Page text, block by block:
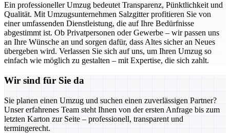
Ein professioneller Umzug bedeutet Transparenz, Pünktlichkeit und
Qualität. Mit Umzugsunternehmen Salzgitter profitieren Sie von
einer umfassenden Dienstleistung, die auf Ihre Bedürfnisse
abgestimmt ist. Ob Privatpersonen oder Gewerbe – wir passen uns
an Ihre Wünsche an und sorgen dafür, dass Altes sicher an Neues
übergeben wird. Verlassen Sie sich auf uns, um Ihren Umzug so
einfach wie möglich zu gestalten – mit Expertise, die sich zahlt.
Wir sind für Sie da
Sie planen einen Umzug und suchen einen zuverlässigen Partner?
Unser erfahrenes Team steht Ihnen von der ersten Anfrage bis zum
letzten Karton zur Seite – professionell, transparent und
termingerecht.